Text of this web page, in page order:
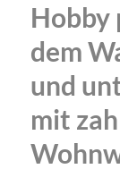
Hobby
dem
und
mit